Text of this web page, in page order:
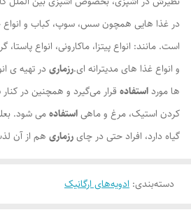
در غذا هایی همچون سس، سوپ، کباب و انواع
است. مانند: انواع پیتزا، ماکارونی، انواع
و انواع غذا های مدیترانه ‌ای.رزماریدر تهیه ‌ی
‌ها مورداستفاده قرار می‌گیرد و همچنین در
کردن استیک، مرغ و ماهیاستفادهمی‌ شود.
گیاه دارد، افراد حتی در چایرزماری هم از آن
دسته‌بندی: ادویه‌های ارگانیک